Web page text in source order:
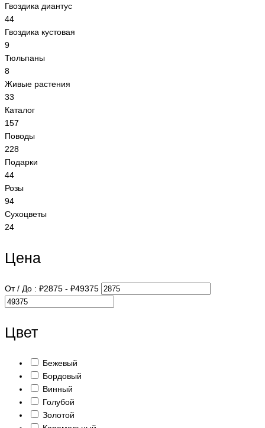
Гвоздика диантус
44
Гвоздика кустовая
9
Тюльпаны
8
Живые растения
33
Каталог
157
Поводы
228
Подарки
44
Розы
94
Сухоцветы
24
Цена
От / До : ₽2875 - ₽49375
Цвет
Бежевый
Бордовый
Винный
Голубой
Золотой